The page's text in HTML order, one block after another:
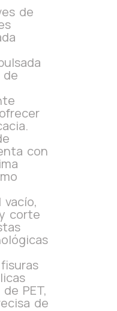
de
de
con
corte
PET,
de